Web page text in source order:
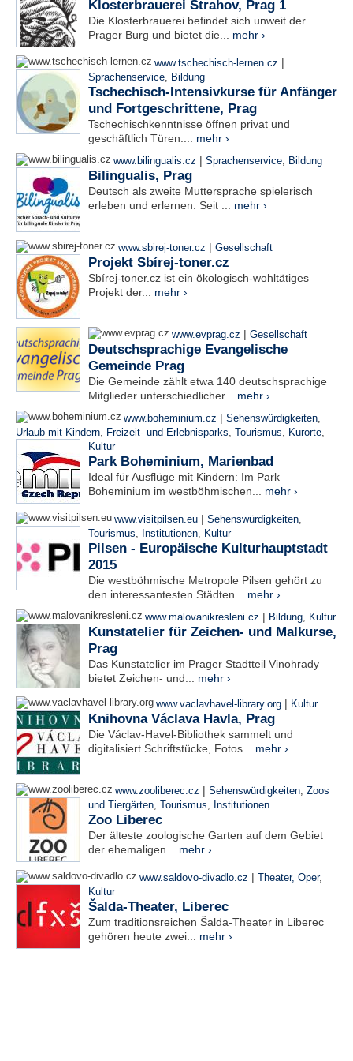
Klosterbrauerei Strahov, Prag 1
Die Klosterbrauerei befindet sich unweit der
Prager Burg und bietet die... mehr ›
www.tschechisch-lernen.cz |
Sprachenservice, Bildung
Tschechisch-Intensivkurse für Anfänger
und Fortgeschrittene, Prag
Tschechischkenntnisse öffnen privat und
geschäftlich Türen.... mehr ›
www.bilingualis.cz | Sprachenservice, Bildung
Bilingualis, Prag
Deutsch als zweite Muttersprache spielerisch
erleben und erlernen: Seit ... mehr ›
www.sbirej-toner.cz | Gesellschaft
Projekt Sbírej-toner.cz
Sbírej-toner.cz ist ein ökologisch-wohltätiges
Projekt der... mehr ›
www.evprag.cz | Gesellschaft
Deutschsprachige Evangelische
Gemeinde Prag
Die Gemeinde zählt etwa 140 deutschsprachige
Mitglieder unterschiedlicher... mehr ›
www.boheminium.cz | Sehenswürdigkeiten,
Urlaub mit Kindern, Freizeit- und Erlebnisparks, Tourismus, Kurorte,
Kultur
Park Boheminium, Marienbad
Ideal für Ausflüge mit Kindern: Im Park
Boheminium im westböhmischen... mehr ›
www.visitpilsen.eu | Sehenswürdigkeiten,
Tourismus, Institutionen, Kultur
Pilsen - Europäische Kulturhauptstadt
2015
Die westböhmische Metropole Pilsen gehört zu
den interessantesten Städten... mehr ›
www.malovanikresleni.cz | Bildung, Kultur
Kunstatelier für Zeichen- und Malkurse,
Prag
Das Kunstatelier im Prager Stadtteil Vinohrady
bietet Zeichen- und... mehr ›
www.vaclavhavel-library.org | Kultur
Knihovna Václava Havla, Prag
Die Václav-Havel-Bibliothek sammelt und
digitalisiert Schriftstücke, Fotos... mehr ›
www.zooliberec.cz | Sehenswürdigkeiten, Zoos
und Tiergärten, Tourismus, Institutionen
Zoo Liberec
Der älteste zoologische Garten auf dem Gebiet
der ehemaligen... mehr ›
www.saldovo-divadlo.cz | Theater, Oper,
Kultur
Šalda-Theater, Liberec
Zum traditionsreichen Šalda-Theater in Liberec
gehören heute zwei... mehr ›